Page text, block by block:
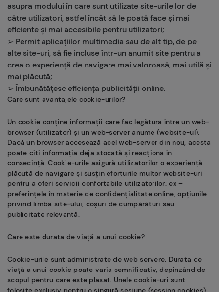
asupra modului în care sunt utilizate site-urile lor de
către utilizatori, astfel încât să le poată face și mai
eficiente și mai accesibile pentru utilizatori;
➢ Permit aplicațiilor multimedia sau de alt tip, de pe
alte site-uri, să fie incluse într-un anumit site pentru a
crea o experiență de navigare mai valoroasă, mai utilă și
mai plăcută;
➢ Îmbunătățesc eficiența publicității online.
Care sunt avantajele cookie-urilor?
Un cookie conține informații care fac legătura între un web-
browser (utilizator) și un web-server anume (website-ul).
Dacă un browser accesează acel web-server din nou, acesta
poate citi informația deja stocată și reacționa în
consecință. Cookie-urile asigură utilizatorilor o experiență
plăcută de navigare și susțin eforturile multor website-uri
pentru a oferi servicii confortabile utilizatorilor: ex –
preferințele în materie de confidențialitate online, opțiunile
privind limba site-ului, coșuri de cumpărături sau
publicitate relevantă.
Care este durata de viață a unui cookie?
Cookie-urile sunt administrate de web servere. Durata de
viață a unui cookie poate varia semnificativ, depinzând de
scopul pentru care este plasat. Unele cookie-uri sunt
folosite exclusiv pentru o singură sesiune (session cookies)